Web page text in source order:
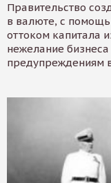
Правительство
в валюте, с
оттоком капитала
нежелание
предупреждениям